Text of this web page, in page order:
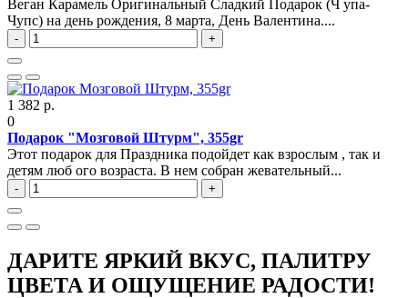
Веган Карамель Оригинальный Сладкий Подарок (Ч упа-
Чупс) на день рождения, 8 марта, День Валентина....
- +
1 382 р.
0
Подарок "Мозговой Штурм", 355gr
Этот подарок для Праздника подойдет как взрослым , так и
детям люб ого возраста. В нем собран жевательный...
- +
ДАРИТЕ ЯРКИЙ ВКУС, ПАЛИТРУ
ЦВЕТА И ОЩУЩЕНИЕ РАДОСТИ!